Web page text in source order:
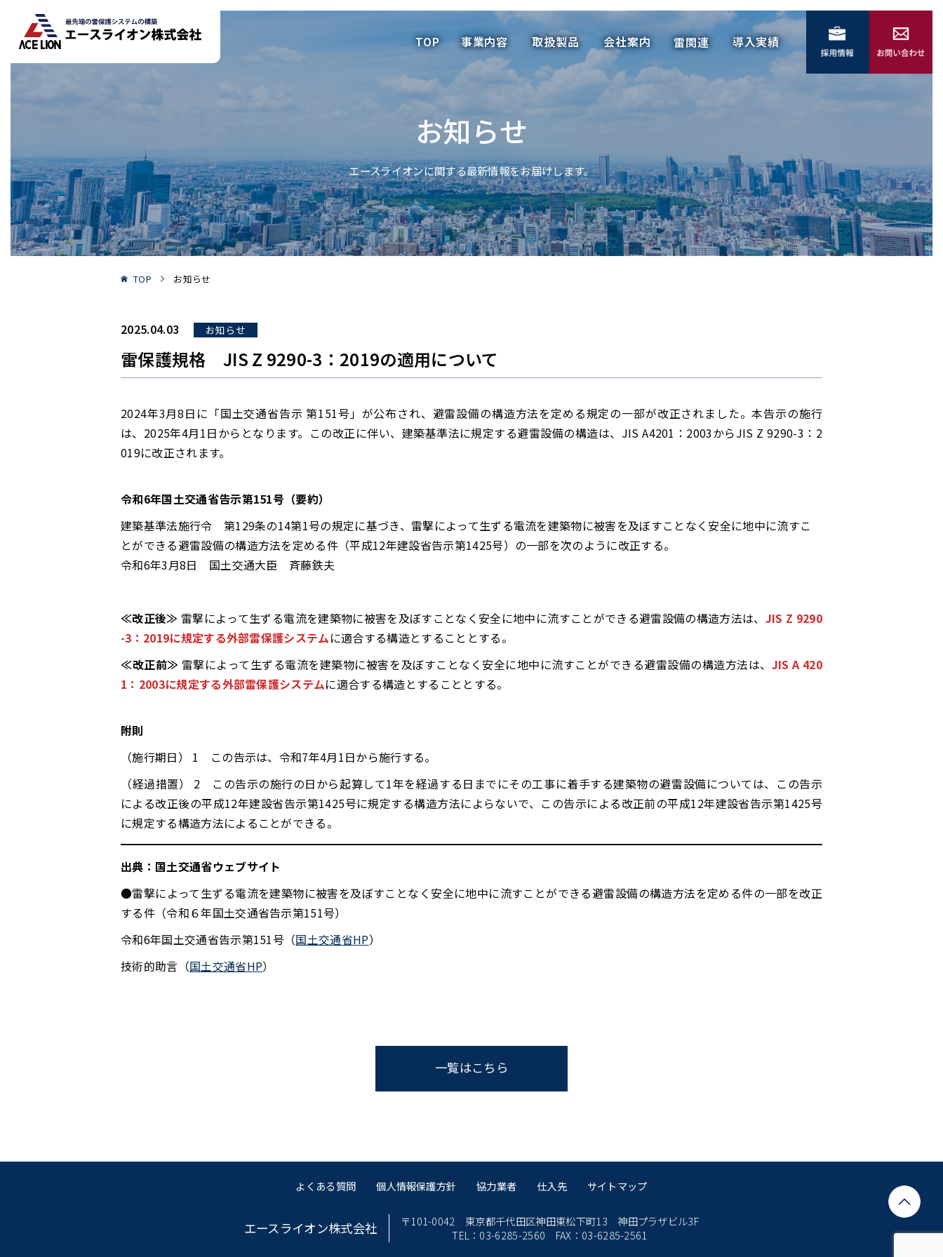
TOP 事業内容 取扱製品 会社案内 雷関連 導入実績
TOP 事業内容 取扱製品 会社案内 雷関連 導入実績
お知らせ
エースライオンに関する最新情報をお届けします。
TOP お知らせ
2025.04.03 お知らせ
雷保護規格 JIS Z 9290-3：2019の適用について
2024年3月8日に「国土交通省告示 第151号」が公布され、避雷設備の構造方法を定める規定の一部が改正されました。本告示の施行
は、2025年4月1日からとなります。この改正に伴い、建築基準法に規定する避雷設備の構造は、JIS A4201：2003からJIS Z 9290-3：2
019に改正されます。
令和6年国土交通省告示第151号（要約）
建築基準法施行令 第129条の14第1号の規定に基づき、雷撃によって生ずる電流を建築物に被害を及ぼすことなく安全に地中に流すこ
とができる避雷設備の構造方法を定める件（平成12年建設省告示第1425号）の一部を次のように改正する。
令和6年3月8日 国土交通大臣 斉藤鉄夫
≪改正後≫ 雷撃によって生ずる電流を建築物に被害を及ぼすことなく安全に地中に流すことができる避雷設備の構造方法は、 JIS Z 9290
-3：2019に規定する外部雷保護システムに適合する構造とすることとする。
≪改正前≫ 雷撃によって生ずる電流を建築物に被害を及ぼすことなく安全に地中に流すことができる避雷設備の構造方法は、 JIS A 420
1：2003に規定する外部雷保護システムに適合する構造とすることとする。
附則
（施行期日） 1 この告示は、令和7年4月1日から施行する。
（経過措置） 2 この告示の施行の日から起算して1年を経過する日までにその工事に着手する建築物の避雷設備については、この告示
による改正後の平成12年建設省告示第1425号に規定する構造方法によらないで、この告示による改正前の平成12年建設省告示第1425号
に規定する構造方法によることができる。
出典：国土交通省ウェブサイト
●雷撃によって生ずる電流を建築物に被害を及ぼすことなく安全に地中に流すことができる避雷設備の構造方法を定める件の一部を改正
する件（令和６年国土交通省告示第151号）
令和6年国土交通省告示第151号（国土交通省HP）
技術的助言（国土交通省HP）
一覧はこちら
よくある質問 個人情報保護方針 協力業者 仕入先 サイトマップ
エースライオン株式会社 〒101-0042 東京都千代田区神田東松下町13神田プラザビル3F
TEL：03-6285-2560 FAX：03-6285-2561